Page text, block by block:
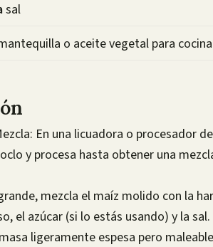
sal
o aceite vegetal para
En una licuadora o procesador
y procesa hasta obtener una
mezcla el maíz molido con la
el azúcar (si lo estás usando) y la
ligeramente espesa pero